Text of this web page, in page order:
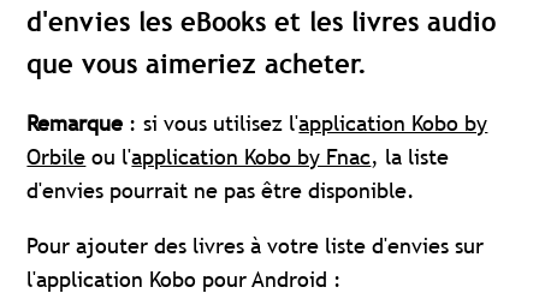
d'envies les eBooks et les livres audio
que vous aimeriez acheter.
Remarque : si vous utilisez l'application Kobo by
Orbile ou l'application Kobo by Fnac, la liste
d'envies pourrait ne pas être disponible.
Pour ajouter des livres à votre liste d'envies sur
l'application Kobo pour Android :